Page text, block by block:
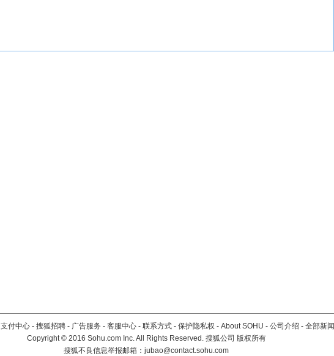
支付中心 - 搜狐招聘 - 广告服务 - 客服中心 - 联系方式 - 保护隐私权 - About SOHU - 公司介绍 - 全部新闻
Copyright©2016 Sohu.com Inc. All Rights Reserved. 搜狐公司 版权所有
搜狐不良信息举报邮箱： jubao@contact.sohu.com